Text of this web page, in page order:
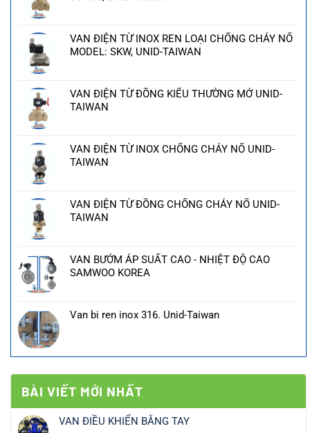
VAN ĐIỆN TỪ INOX REN LOẠI CHỐNG CHÁY NỔ
MODEL: SKW, UNID-TAIWAN
VAN ĐIỆN TỪ ĐỒNG KIỂU THƯỜNG MỞ UNID-
TAIWAN
VAN ĐIỆN TỪ INOX CHỐNG CHÁY NỔ UNID-
TAIWAN
VAN ĐIỆN TỪ ĐỒNG CHỐNG CHÁY NỔ UNID-
TAIWAN
VAN BƯỚM ÁP SUẤT CAO - NHIỆT ĐỘ CAO
SAMWOO KOREA
Van bi ren inox 316. Unid-Taiwan
BÀI VIẾT MỚI NHẤT
VAN ĐIỀU KHIỂN BẰNG TAY